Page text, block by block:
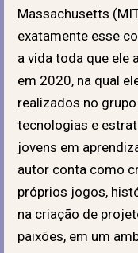
Massachusetts
exatamente esse
a vida toda que ele
em 2020, na qual
realizados no
tecnologias e
jovens em
autor conta como
próprios jogos,
na criação de
paixões, em um